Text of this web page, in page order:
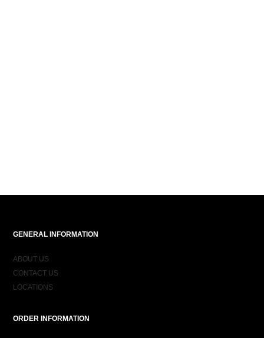
GENERAL INFORMATION
ABOUT US
CONTACT US
LOCATIONS
ORDER INFORMATION